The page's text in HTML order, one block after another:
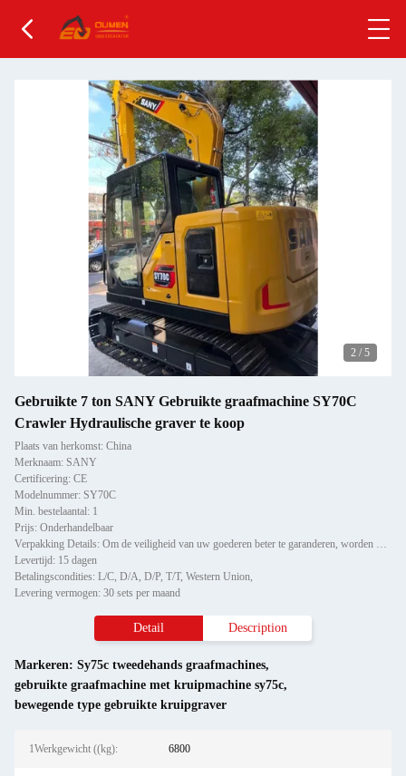
2 / 5
Gebruikte 7 ton SANY Gebruikte graafmachine SY70C
Crawler Hydraulische graver te koop
Plaats van herkomst: China
Merknaam: SANY
Certificering: CE
Modelnummer: SY70C
Min. bestelaantal: 1
Prijs: Onderhandelbaar
Verpakking Details: Om de veiligheid van uw goederen beter te garanderen, worden professionele, milieuvriendelijke, hand
Levertijd: 15 dagen
Betalingscondities: L/C, D/A, D/P, T/T, Western Union,
Levering vermogen: 30 sets per maand
Detail Description
Markeren: Sy75c tweedehands graafmachines,
gebruikte graafmachine met kruipmachine sy75c,
bewegende type gebruikte kruipgraver
1Werkgewicht ((kg): 6800